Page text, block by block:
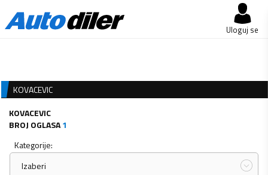
Uloguj se
KOVACEVIC
KOVACEVIC
BROJ OGLASA1
Kategorije:
Izaberi